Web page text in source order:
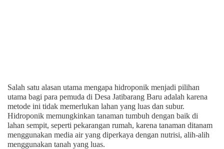
Salah satu alasan utama mengapa hidroponik menjadi pilihan
utama bagi para pemuda di Desa Jatibarang Baru adalah karena
metode ini tidak memerlukan lahan yang luas dan subur.
Hidroponik memungkinkan tanaman tumbuh dengan baik di
lahan sempit, seperti pekarangan rumah, karena tanaman ditanam
menggunakan media air yang diperkaya dengan nutrisi, alih-alih
menggunakan tanah yang luas.